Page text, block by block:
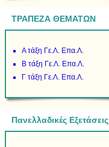
ΤΡΑΠΕΖΑ ΘΕΜΑΤΩΝ
Α τάξη Γε.Λ. Επα.Λ.
Β τάξη Γε.Λ. Επα.Λ.
Γ τάξη Γε.Λ. Επα.Λ.
Πανελλαδικές Εξετάσεις